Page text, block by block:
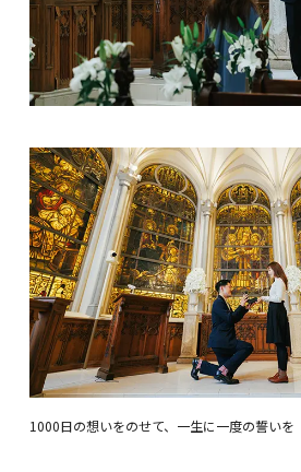
1000日の想いをのせて、一生に一度の誓いを